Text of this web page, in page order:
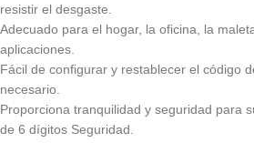
resistir el desgaste.
Adecuado para el hogar, la oficina, la
aplicaciones.
Fácil de configurar y restablecer el código
necesario.
Proporciona tranquilidad y seguridad para
de 6 dígitos Seguridad.